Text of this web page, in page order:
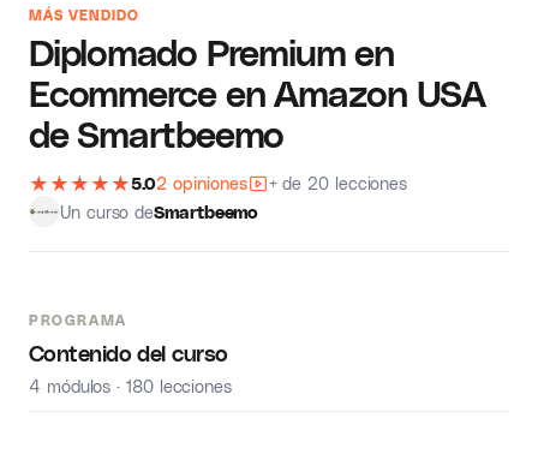
MÁS VENDIDO
Diplomado Premium en
Ecommerce en Amazon USA
de Smartbeemo
★ ★ ★ ★ ★5.02 opiniones
+ de 20 lecciones
Un curso deSmartbeemo
PROGRAMA
Contenido del curso
4 módulos · 180 lecciones